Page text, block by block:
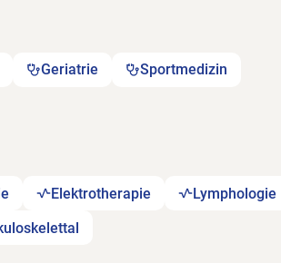
Geriatrie Sportmedizin
Elektrotherapie Lymphologie